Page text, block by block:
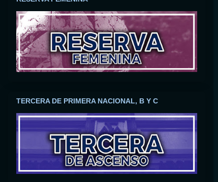
TERCERA DE PRIMERA NACIONAL, B Y C